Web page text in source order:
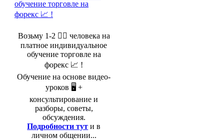
Возьму 1-2 🤵‍♂️ человека на
платное индивидуальное
обучение торговле на
форекс 📈 !
Обучение на основе видео-
уроков 🖥️ +
консультирование и
разборы, советы,
обсуждения.
Подробности тут и в
личном общении...